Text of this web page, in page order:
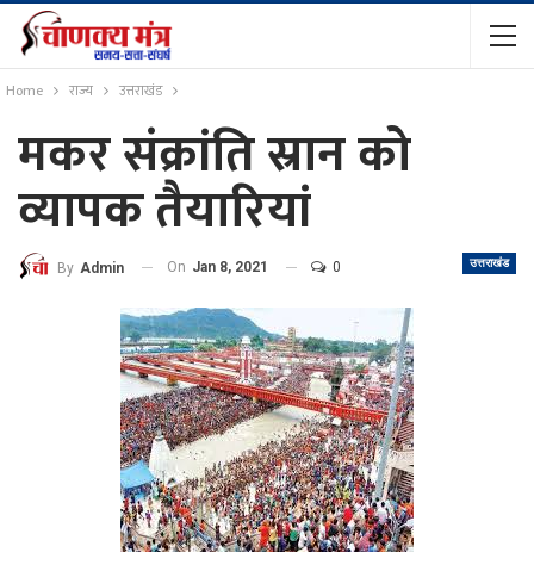
Home राज्य उत्तराखंड
मकर संक्रांति स्रान को
व्यापक तैयारियां
उत्तराखंड
By Admin On Jan 8, 2021 0